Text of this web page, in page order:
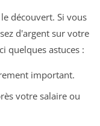
découvert. Si vous
d'argent sur votre
quelques astuces :
important.
votre salaire ou